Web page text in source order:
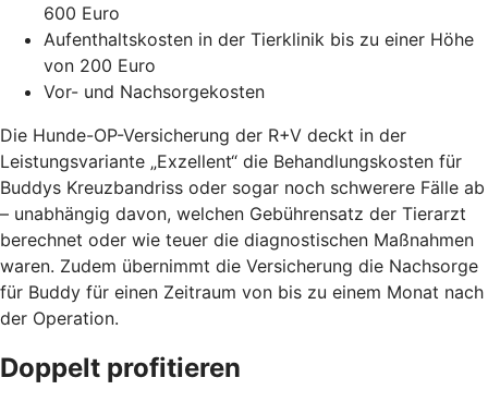
600 Euro
Aufenthaltskosten in der Tierklinik bis zu einer Höhe
von 200 Euro
Vor- und Nachsorgekosten
Die Hunde-OP-Versicherung der R+V deckt in der
Leistungsvariante „Exzellent“ die Behandlungskosten für
Buddys Kreuzbandriss oder sogar noch schwerere Fälle ab
– unabhängig davon, welchen Gebührensatz der Tierarzt
berechnet oder wie teuer die diagnostischen Maßnahmen
waren. Zudem übernimmt die Versicherung die Nachsorge
für Buddy für einen Zeitraum von bis zu einem Monat nach
der Operation.
Doppelt profitieren